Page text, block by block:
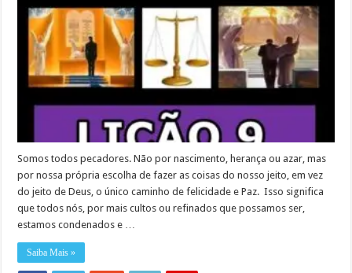
Somos todos pecadores. Não por nascimento, herança ou azar, mas
por nossa própria escolha de fazer as coisas do nosso jeito, em vez
do jeito de Deus, o único caminho de felicidade e Paz. Isso significa
que todos nós, por mais cultos ou refinados que possamos ser,
estamos condenados e …
Saiba Mais »